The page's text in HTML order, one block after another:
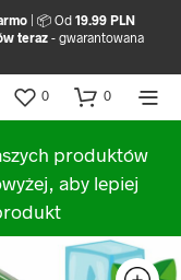
| 📦 Od 19.99 PLN
teraz - gwarantowana
0 0
produktów
aby lepiej